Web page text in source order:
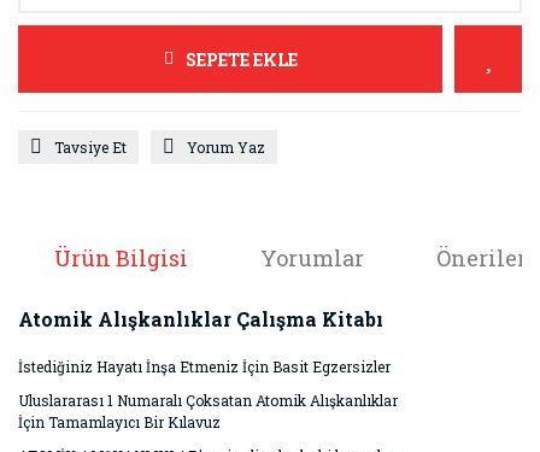
SEPETE EKLE
Tavsiye Et Yorum Yaz
Ürün Bilgisi Yorumlar
Atomik Alışkanlıklar Çalışma Kitabı
İstediğiniz Hayatı İnşa Etmeniz İçin Basit Egzersizler
Uluslararası 1 Numaralı Çoksatan Atomik Alışkanlıklar
İçin Tamamlayıcı Bir Kılavuz